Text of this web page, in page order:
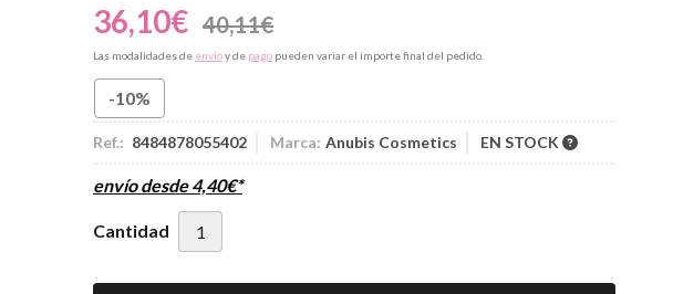
36,10€ 40,11€
Las modalidades de envíoy de pago pueden variar el importe final del pedido.
-10%
Ref.: 8484878055402 Marca: Anubis Cosmetics EN STOCK
envío desde4,40€*
Cantidad